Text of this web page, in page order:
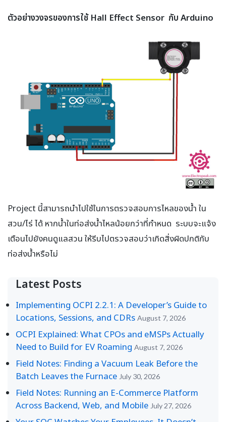
ตัวอย่างวงจรของการใช้ Hall Effect Sensor กับ Arduino
Project นี้สามารถนำไปใช้ในการตรวจสอบการไหลของน้ำ ใน
สวน/ไร่ ได้ หากน้ำในท่อส่งน้ำไหลน้อยกว่าที่กำหนด ระบบจะแจ้ง
เตือนไปยังคนดูแลสวน ให้รีบไปตรวจสอบว่าเกิดสิ่งผิดปกติกับ
ท่อส่งน้ำหรือไม่
Latest Posts
Implementing OCPI 2.2.1: A Developer’s Guide to
Locations, Sessions, and CDRs August 7, 2026
OCPI Explained: What CPOs and eMSPs Actually
Need to Build for EV Roaming August 7, 2026
Field Notes: Finding a Vacuum Leak Before the
Batch Leaves the Furnace July 30, 2026
Field Notes: Running an E-Commerce Platform
Across Backend, Web, and Mobile July 27, 2026